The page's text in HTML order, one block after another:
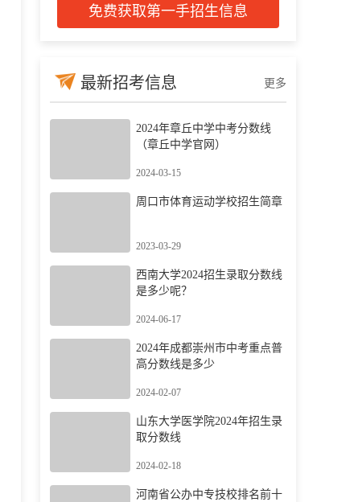
免费获取第一手招生信息
最新招考信息 更多
2024年章丘中学中考分数线
（章丘中学官网）
2024-03-15
周口市体育运动学校招生简章
2023-03-29
西南大学2024招生录取分数线
是多少呢？
2024-06-17
2024年成都崇州市中考重点普
高分数线是多少
2024-02-07
山东大学医学院2024年招生录
取分数线
2024-02-18
河南省公办中专技校排名前十